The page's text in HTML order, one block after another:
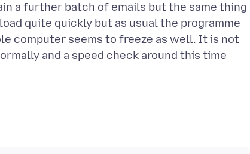
a further batch of emails but the same thing
quite quickly but as usual the programme
computer seems to freeze as well. It is not
and a speed check around this time